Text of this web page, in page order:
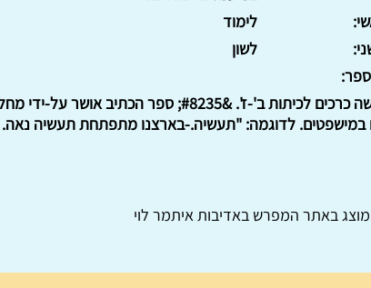
לימוד
לשון
חמישה כרכים לכיתות ב'-ז'. &#8235;
לדוגמה: "תעשיה.-בארצנו מתפתחת תעשיה נאה.
באתר המפרש באדיבות איתמר לוי